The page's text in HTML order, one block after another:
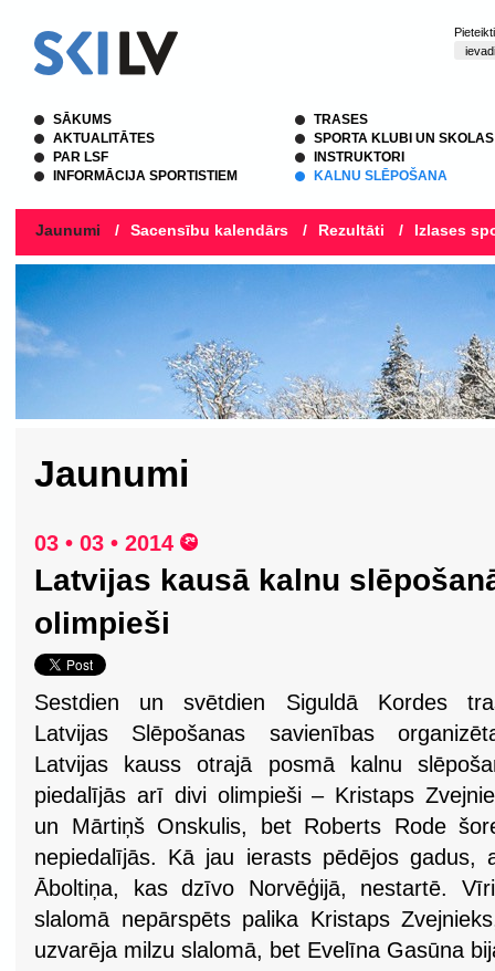
SĀKUMS
AKTUALITĀTES
PAR LSF
INFORMĀCIJA SPORTISTIEM
TRASES
SPORTA KLUBI UN SKOLAS
INSTRUKTORI
KALNU SLĒPOŠANA
Jaunumi / Sacensību kalendārs / Rezultāti / Izlases
Jaunumi
03 • 03 • 2014
Latvijas kausā kalnu
olimpieši
Sestdien un svētdien Siguldā Kordes
Latvijas Slēpošanas savienības
Latvijas kauss otrajā posmā kalnu
piedalījās arī divi olimpieši – Kristaps
un Mārtiņš Onskulis, bet Roberts Rode
nepiedalījās. Kā jau ierasts pēdējos gadus,
Āboltiņa, kas dzīvo Norvēģijā, nestartē.
slalomā nepārspēts palika Kristaps
uzvarēja milzu slalomā, bet Evelīna Gasūna